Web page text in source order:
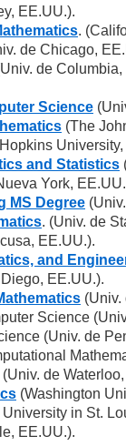
EE.UU.).
.
de Chicago,
de Columbia,
Science
(The
and Statistics
York,
MS Degree
. (Univ. de
EE.UU.).
and
EE.UU.).
(Univ.
Science
(Univ. de
(Univ. de
(Washington
in St.
EE.UU.).